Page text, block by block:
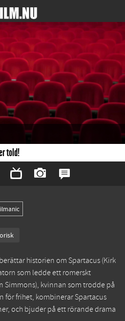
told!
historien om Spartacus (Kirk
som ledde ett romerskt
Simmons), kvinnan som trodde på
för frihet, kombinerar Spartacus
och bjuder på ett rörande drama